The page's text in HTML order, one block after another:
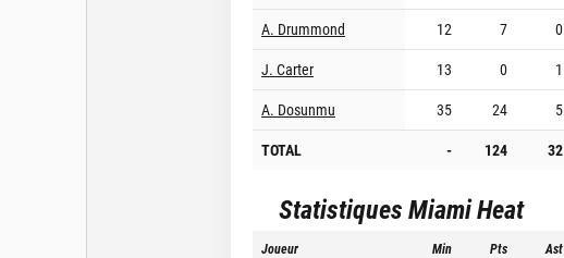
A. Drummond
12 7 0
J. Carter
13 0 1
A. Dosunmu
35 24 5
TOTAL
- 124 32
StatistiquesMiami Heat
Joueur Min Pts Ast